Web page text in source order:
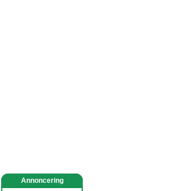
Annoncering